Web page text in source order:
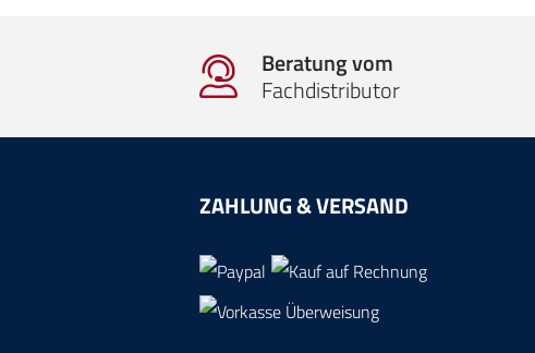
Beratung vom
Fachdistributor
ZAHLUNG & VERSAND